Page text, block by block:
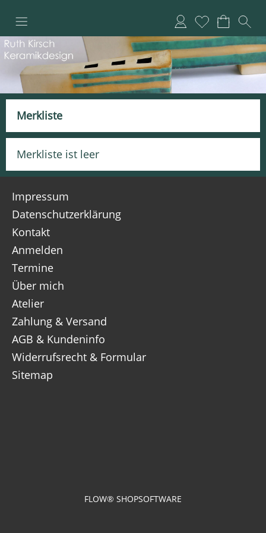
Merkliste
Merkliste ist leer
Impressum
Datenschutzerklärung
Kontakt
Anmelden
Termine
Über mich
Atelier
Zahlung & Versand
AGB & Kundeninfo
Widerrufsrecht & Formular
Sitemap
FLOW® SHOPSOFTWARE